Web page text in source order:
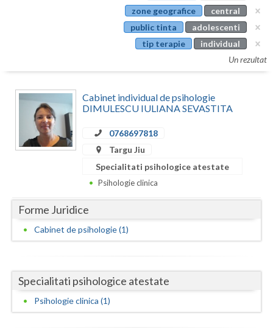
Calarasi
Constanta
Dolj
Galati
Gorj
zone geografice
central
public tinta
adolescenti
tip terapie
individual
Un rezultat
Cabinet individual de psihologie
DIMULESCU IULIANA SEVASTITA
0768697818
Targu Jiu
Specialitati psihologice atestate
Psihologie clinica
Forme Juridice
Cabinet de psihologie (1)
Specialitati psihologice atestate
Psihologie clinica (1)